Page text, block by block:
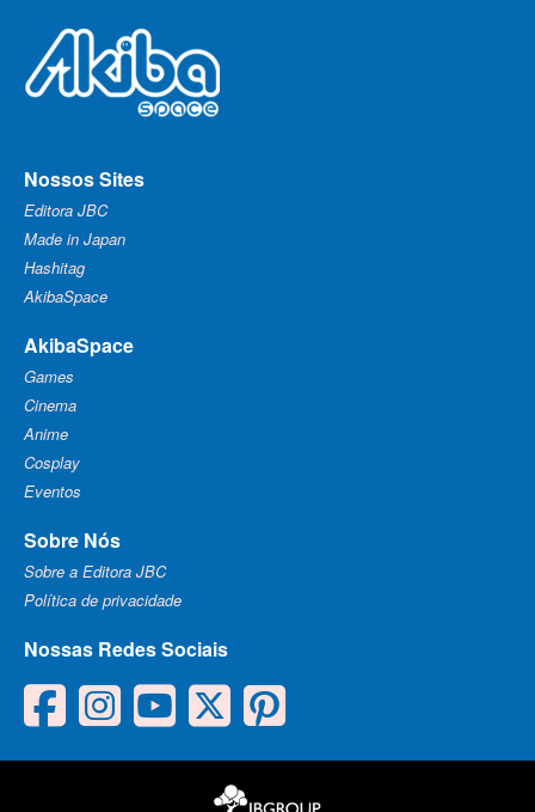
Nossos Sites
Editora JBC
Made in Japan
Hashitag
AkibaSpace
AkibaSpace
Games
Cinema
Anime
Cosplay
Eventos
Sobre Nós
Sobre a Editora JBC
Política de privacidade
Nossas Redes Sociais
facebook
instagram
youtube
twitterpinterest